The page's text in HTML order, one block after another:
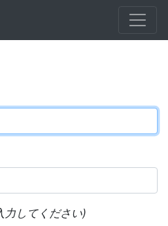
力してください)